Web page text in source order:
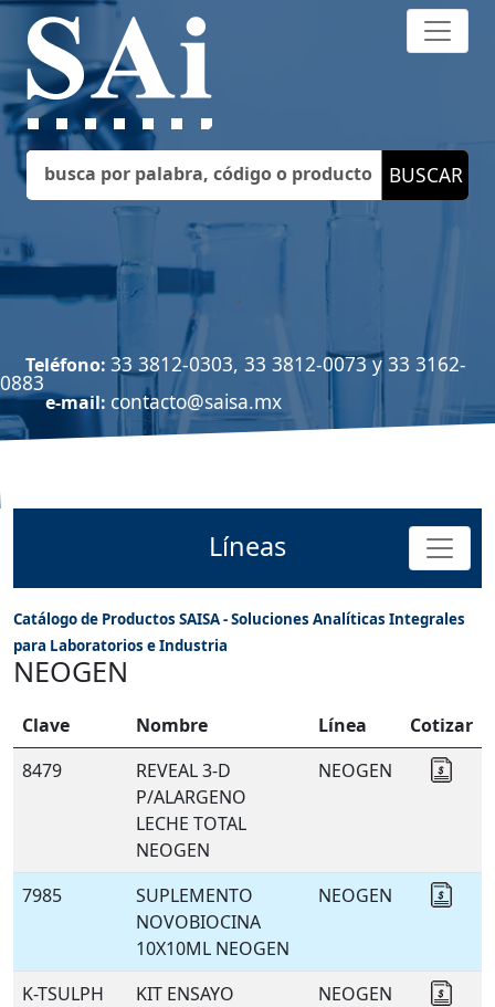
Teléfono: 33 3812-0303, 33 3812-0073 y 33 3162-
0883
e-mail: contacto@saisa.mx
Líneas
Catálogo de Productos SAISA - Soluciones Analíticas Integrales
para Laboratorios e Industria
NEOGEN
Clave Nombre Línea
Cotizar
8479
REVEAL 3-D
P/ALARGENO
LECHE TOTAL
NEOGEN
NEOGEN
7985
SUPLEMENTO
NOVOBIOCINA
10X10ML NEOGEN
NEOGEN
K-TSULPH
KIT ENSAYO
NEOGEN